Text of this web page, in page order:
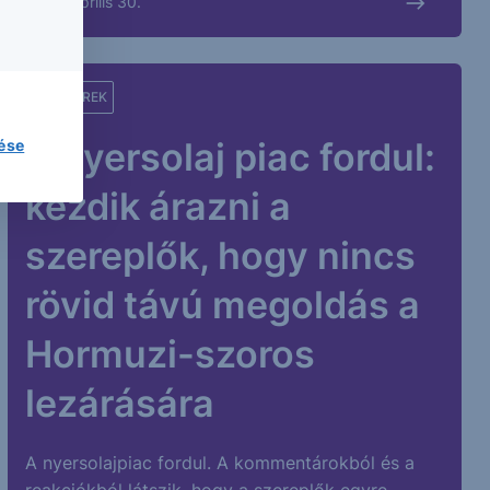
A nyersolaj piac fordul:
kezdik árazni a
szereplők, hogy nincs
rövid távú megoldás a
Hormuzi-szoros
lezárására
PIACI HÍREK
A nyersolajpiac fordul. A kommentárokból és a